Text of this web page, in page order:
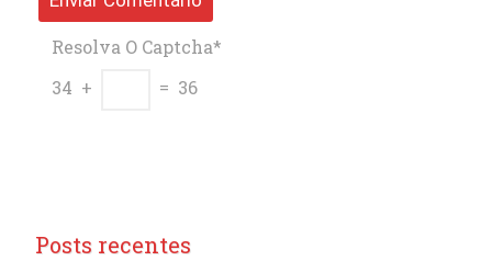
Resolva O Captcha*
34 +
= 36
Posts recentes